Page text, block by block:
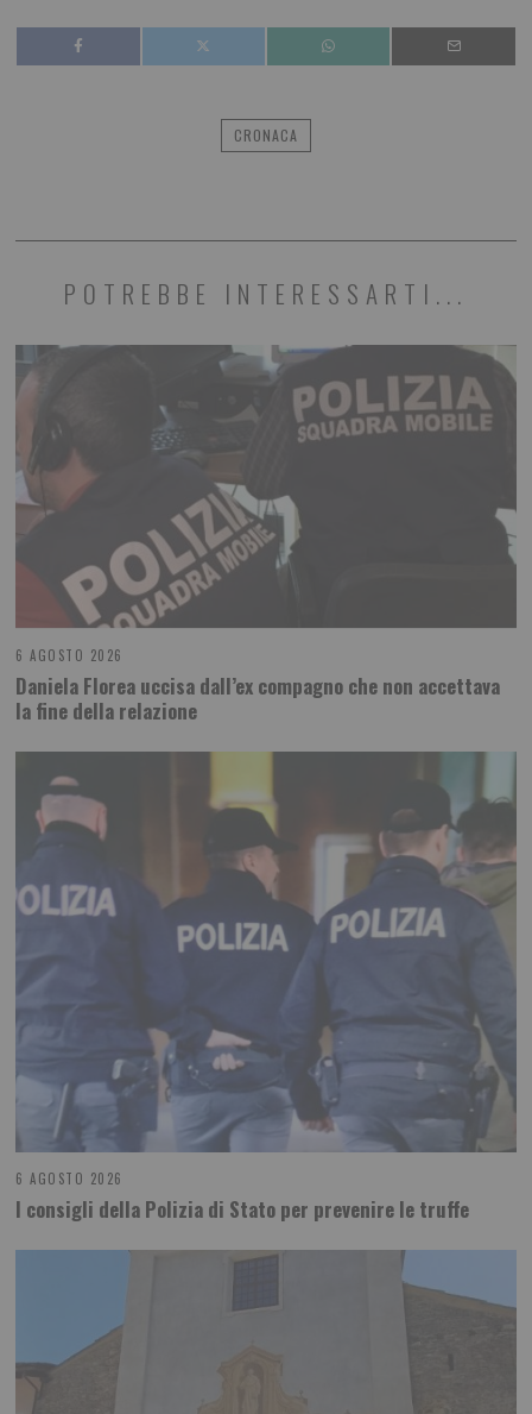
CRONACA
POTREBBE INTERESSARTI...
6 AGOSTO 2026
Daniela Florea uccisa dall’ex compagno che non accettava
la fine della relazione
6 AGOSTO 2026
I consigli della Polizia di Stato per prevenire le truffe